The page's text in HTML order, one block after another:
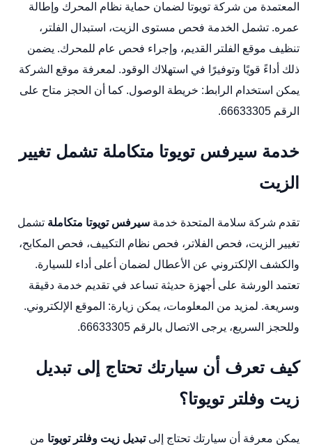
المعتمدة من شركة تويوتا لضمان حماية نظام المحرك وإطالة
عمره. تشمل الخدمة فحص مستوى الزيت، استبدال الفلتر،
تنظيف موقع الفلتر القديم، وإجراء فحص عام للمحرك. يضمن
ذلك أداءً قويًا وتوفيرًا في استهلاك الوقود. لمعرفة موقع الشركة
يمكن استخدام الرابط: خريطة الوصول. كما أن الحجز متاح على
الرقم 66633305.
خدمة سيرفس تويوتا متكاملة تشمل تغيير
الزيت
تقدم شركة سلامة المتحدة خدمة سيرفس تويوتا متكاملة تشمل
تغيير الزيت، فحص الفلاتر، فحص نظام التكييف، فحص المكابح،
والكشف الإلكتروني عن الأعطال لضمان أعلى أداء للسيارة.
تعتمد الورشة على أجهزة حديثة تساعد في تقديم خدمة دقيقة
وسريعة. لمزيد من المعلومات، يمكن زيارة: الموقع الإلكتروني.
وللحجز السريع، يرجى الاتصال بالرقم 66633305.
كيف تعرف أن سيارتك تحتاج إلى تبديل
زيت وفلتر تويوتا؟
يمكن معرفة أن سيارتك تحتاج إلىتبديل زيت وفلتر تويوتا من